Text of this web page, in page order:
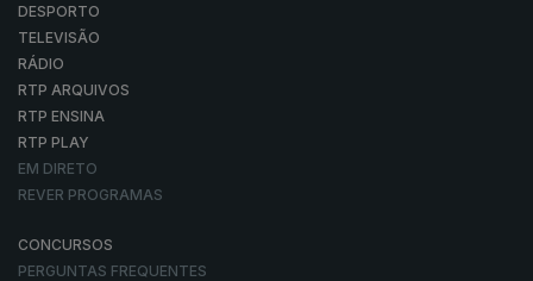
DESPORTO
TELEVISÃO
RÁDIO
RTP ARQUIVOS
RTP ENSINA
RTP PLAY
EM DIRETO
REVER PROGRAMAS
CONCURSOS
PERGUNTAS FREQUENTES